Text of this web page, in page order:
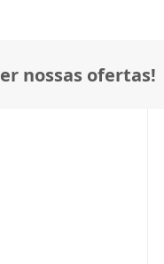
nossas ofertas!